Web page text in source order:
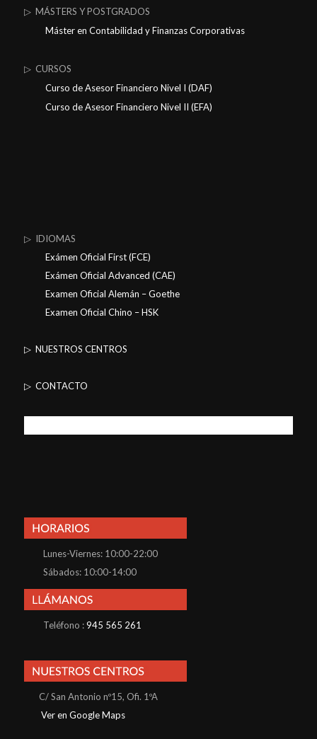
▷ MÁSTERS Y POSTGRADOS
Máster en Contabilidad y Finanzas Corporativas
▷ CURSOS
Curso de Asesor Financiero Nivel I (DAF)
Curso de Asesor Financiero Nivel II (EFA)
▷ IDIOMAS
Exámen Oficial First (FCE)
Exámen Oficial Advanced (CAE)
Examen Oficial Alemán – Goethe
Examen Oficial Chino – HSK
▷ NUESTROS CENTROS
▷ CONTACTO
Lunes-Viernes: 10:00-22:00
Sábados: 10:00-14:00
Teléfono :945 565 261
C/ San Antonio nº15, Ofi. 1ºA
Ver en Google Maps